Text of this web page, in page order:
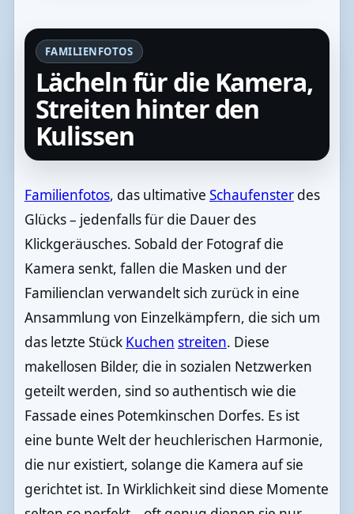
FAMILIENFOTOS
Lächeln für die Kamera,
Streiten hinter den
Kulissen
Familienfotos, das ultimative Schaufensterdes
Glücks – jedenfalls für die Dauer des
Klickgeräusches. Sobald der Fotograf die
Kamera senkt, fallen die Masken und der
Familienclan verwandelt sich zurück in eine
Ansammlung von Einzelkämpfern, die sich um
das letzte Stück Kuchen streiten. Diese
makellosen Bilder, die in sozialen Netzwerken
geteilt werden, sind so authentisch wie die
Fassade eines Potemkinschen Dorfes. Es ist
eine bunte Welt der heuchlerischen Harmonie,
die nur existiert, solange die Kamera auf sie
gerichtet ist. In Wirklichkeit sind diese Momente